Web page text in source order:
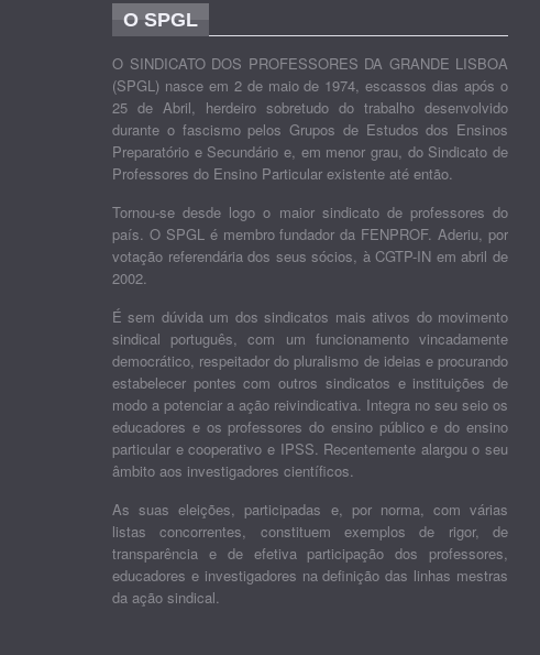
O SPGL
O SINDICATO DOS PROFESSORES DA GRANDE LISBOA
(SPGL) nasce em 2 de maio de 1974, escassos dias após o
25 de Abril, herdeiro sobretudo do trabalho desenvolvido
durante o fascismo pelos Grupos de Estudos dos Ensinos
Preparatório e Secundário e, em menor grau, do Sindicato de
Professores do Ensino Particular existente até então.
Tornou-se desde logo o maior sindicato de professores do
país. O SPGL é membro fundador da FENPROF. Aderiu, por
votação referendária dos seus sócios, à CGTP-IN em abril de
2002.
É sem dúvida um dos sindicatos mais ativos do movimento
sindical português, com um funcionamento vincadamente
democrático, respeitador do pluralismo de ideias e procurando
estabelecer pontes com outros sindicatos e instituições de
modo a potenciar a ação reivindicativa. Integra no seu seio os
educadores e os professores do ensino público e do ensino
particular e cooperativo e IPSS. Recentemente alargou o seu
âmbito aos investigadores científicos.
As suas eleições, participadas e, por norma, com várias
listas concorrentes, constituem exemplos de rigor, de
transparência e de efetiva participação dos professores,
educadores e investigadores na definição das linhas mestras
da ação sindical.